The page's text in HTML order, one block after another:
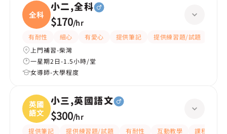
全科
小二,全科
$170/hr
有耐性 細心 有愛心 提供筆記 提供練習題/試題
上門補習-柴灣
一星期2日-1.5小時/堂
女導師-大學程度
英國
語文
小三,英國語文
$300/hr
提供筆記 提供練習題/試題 有耐性 互動教學
課程設計